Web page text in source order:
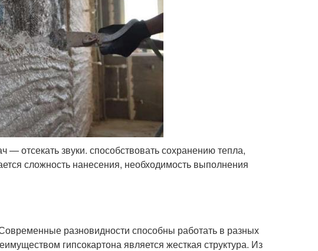
отсекать звуки. способствовать сохранению тепла,
сложность нанесения, необходимость выполнения
разновидности способны работать в разных
гипсокартона является жесткая структура. Из